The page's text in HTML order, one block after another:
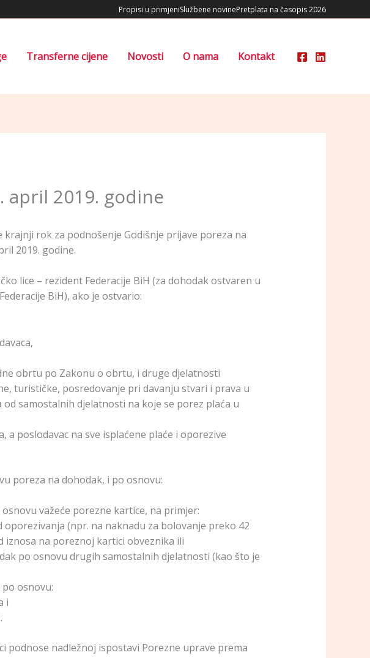
Propisi u primjeniSlužbene novinePretplata na časopis 2026
Transferne cijene Novosti O nama Kontakt
april 2019. godine
rok za podnošenje Godišnje prijave poreza na
2019. godine.
lice – rezident Federacije BiH (za dohodak ostvaren u
BiH), ako je ostvario:
obrtu po Zakonu o obrtu, i druge djelatnosti
turističke, posredovanje pri davanju stvari i prava u
samostalnih djelatnosti na koje se porez plaća u
poslodavac na sve isplaćene plaće i oporezive
poreza na dohodak, i po osnovu:
važeće porezne kartice, na primjer:
(npr. na naknadu za bolovanje preko 42
na poreznoj kartici obveznika ili
po osnovu drugih samostalnih djelatnosti (kao što je
osnovu:
i
podnose nadležnoj ispostavi Porezne uprave prema